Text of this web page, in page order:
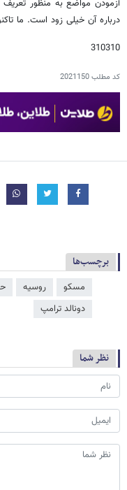
آزمودن مواضع به منظور
درباره آن خیلی زود است. ما
310310
کد مطلب2021150
برچسب‌ها
مسکو روسیه
دونالد ترامپ
نظر شما